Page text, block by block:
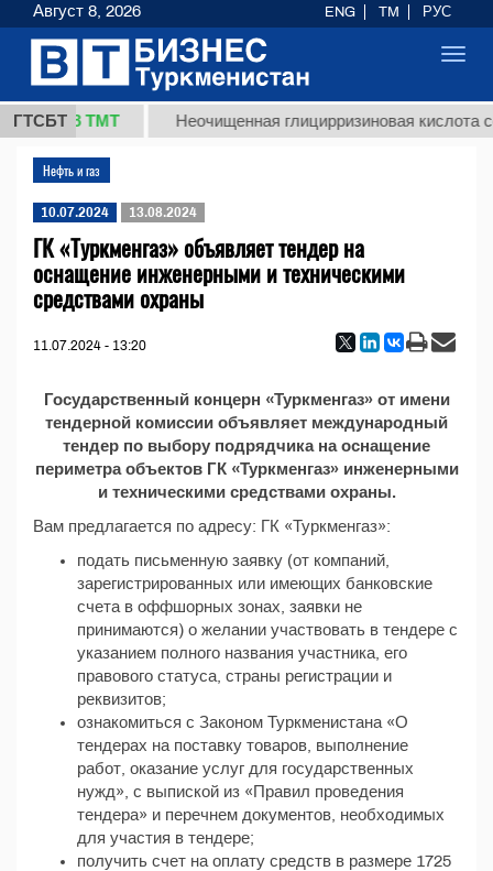
ГТСБТ
37,8 ТМТ Неочищенная глицирризиновая кислота
Нефть и газ
10.07.2024 13.08.2024
ГК «Туркменгаз» объявляет тендер на
оснащение инженерными и техническими
средствами охраны
11.07.2024 - 13:20
Государственный концерн «Туркменгаз» от имени
тендерной комиссии объявляет международный
тендер по выбору подрядчика на оснащение
периметра объектов ГК «Туркменгаз» инженерными
и техническими средствами охраны.
Вам предлагается по адресу: ГК «Туркменгаз»:
подать письменную заявку (от компаний,
зарегистрированных или имеющих банковские
счета в оффшорных зонах, заявки не
принимаются) о желании участвовать в тендере с
указанием полного названия участника, его
правового статуса, страны регистрации и
реквизитов;
ознакомиться с Законом Туркменистана «О
тендерах на поставку товаров, выполнение
работ, оказание услуг для государственных
нужд», с выпиской из «Правил проведения
тендера» и перечнем документов, необходимых
для участия в тендере;
получить счет на оплату средств в размере 1725
Август 8, 2026 ENG TM РУС